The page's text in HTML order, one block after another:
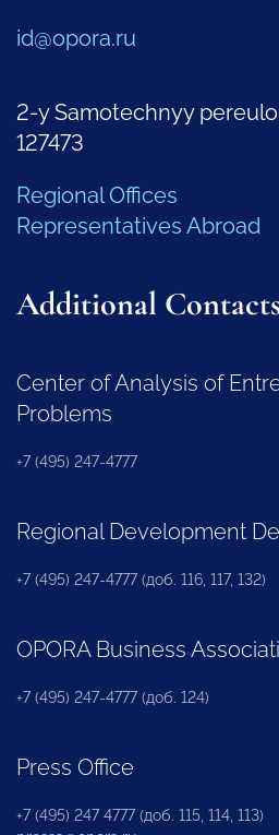
id@opora.ru
2-y Samotechnyy
127473
Regional Offices
Representatives Abroad
Additional Contacts
Center of Analysis of
Problems
+7 (495) 247-4777
Regional Development
+7 (495) 247-4777 (доб. 116, 117, 132)
OPORA Business
+7 (495) 247-4777 (доб. 124)
Press Office
+7 (495) 247 4777 (доб. 115, 114, 113)